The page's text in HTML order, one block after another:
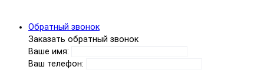
Обратный звонок
Заказать обратный звонок
Ваше имя:
Ваш телефон: